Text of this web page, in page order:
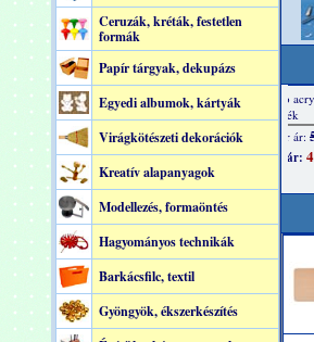
Ceruzák, kréták, festetlen
formák
Papír tárgyak, dekupázs
Egyedi albumok, kártyák
Virágkötészeti dekorációk
Kreatív alapanyagok
Modellezés, formaöntés
Hagyományos technikák
Barkácsfilc, textil
Gyöngyök, ékszerkészítés